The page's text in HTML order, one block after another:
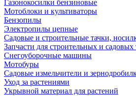
Газонокосилки бензиновые
Мотоблоки и культиваторы
Бензопилы
Электропилы цепные
Садовые и строительные тачки,
Запчасти для строительных и садовых
Снегоуборочные машины
Мотобуры
Садовые измельчители и
Уход за растениями
Укрывной материал для растений